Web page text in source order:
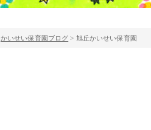
かいせい保育園ブログ > 旭丘かいせい保育園